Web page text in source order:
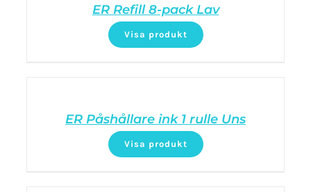
ER Refill 8-pack Lav
Visa produkt
ER Påshållare ink 1 rulle Uns
Visa produkt